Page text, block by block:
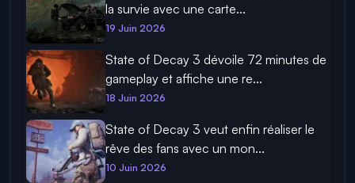
la survie avec une carte...
19 Juin 2026
State of Decay 3 dévoile 72 minutes de
gameplay et affiche une re...
18 Juin 2026
State of Decay 3 veut enfin réaliser le
rêve des fans avec un mon...
10 Juin 2026